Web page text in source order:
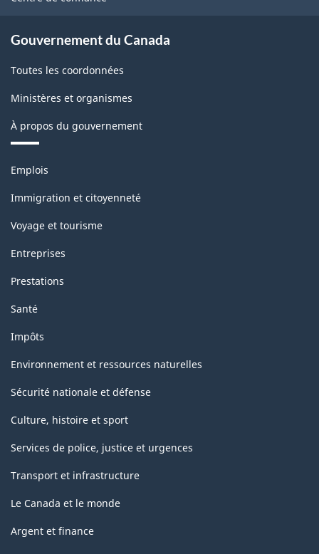
Gouvernement du Canada
Toutes les coordonnées
Ministères et organismes
À propos du gouvernement
Thèmes
sujets
Emplois
Immigration et citoyenneté
Voyage et tourisme
Entreprises
Prestations
Santé
Impôts
Environnement et ressources naturelles
Sécurité nationale et défense
Culture, histoire et sport
Services de police, justice et urgences
Transport et infrastructure
Le Canada et le monde
Argent et finance